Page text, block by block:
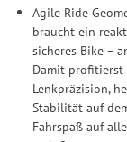
Agile Ride
braucht ein
sicheres Bike –
Damit profitierst
Lenkpräzision,
Stabilität auf
Fahrspaß auf